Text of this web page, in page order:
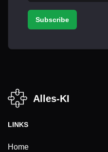
Subscribe
Alles-KI
LINKS
Home